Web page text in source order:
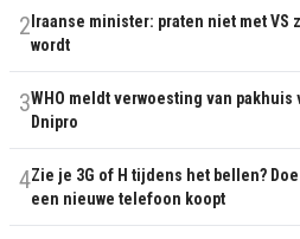
2 Iraanse minister: praten niet met
wordt
3WHO meldt verwoesting van
Dnipro
4Zie je 3G of H tijdens het bellen?
een nieuwe telefoon koopt